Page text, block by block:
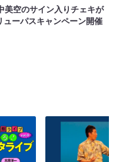
美空のサイン入りチェキが
ューパスキャンペーン開催